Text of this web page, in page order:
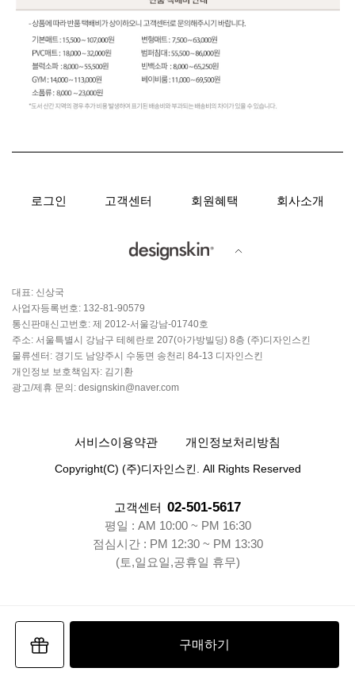
구매하기
로그인 고객센터 회원혜택 회사소개
대표: 신상국
사업자등록번호: 132-81-90579
통신판매신고번호: 제 2012-서울강남-01740호
주소: 서울특별시 강남구 테헤란로 207(아가방빌딩) 8층 (주)디자인스킨
물류센터: 경기도 남양주시 수동면 송천리 84-13 디자인스킨
개인정보 보호책임자: 김기환
광고/제휴 문의: designskin@naver.com
서비스이용약관 개인정보처리방침
Copyright(C) (주)디자인스킨. All Rights Reserved
고객센터 02-501-5617
평일 : AM 10:00 ~ PM 16:30
점심시간 : PM 12:30 ~ PM 13:30
(토,일요일,공휴일 휴무)